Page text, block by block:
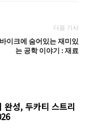
다음 기사
이크에 숨어있는 재미있
는 공학 이야기 : 재료
완성, 두카티 스트리